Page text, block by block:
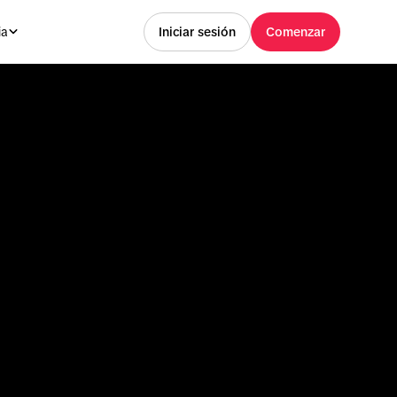
Iniciar sesión Comenzar